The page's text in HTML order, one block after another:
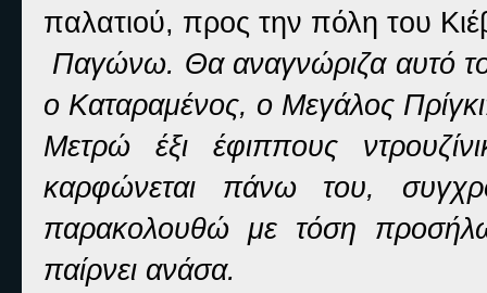
παλατιού, προς την πόλη του
Παγώνω. Θα αναγνώριζα αυτό
ο Καταραμένος, ο Μεγάλος
Μετρώ έξι έφιππους
καρφώνεται πάνω του,
παρακολουθώ με τόση
παίρνει ανάσα.